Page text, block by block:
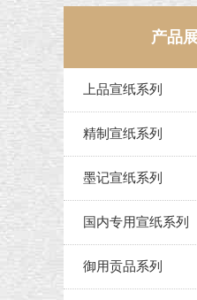
产品
上品宣纸系列
精制宣纸系列
墨记宣纸系列
国内专用宣纸系列
御用贡品系列